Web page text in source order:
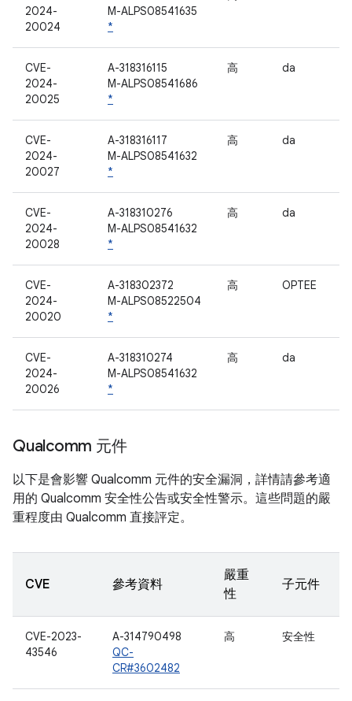
2024-
20024
M-ALPS08541635
*
CVE-
2024-
20025
A-318316115
M-ALPS08541686
*
高 da
CVE-
2024-
20027
A-318316117
M-ALPS08541632
*
高 da
CVE-
2024-
20028
A-318310276
M-ALPS08541632
*
高 da
CVE-
2024-
20020
A-318302372
M-ALPS08522504
*
高 OPTEE
CVE-
2024-
20026
A-318310274
M-ALPS08541632
*
高 da
Qualcomm 元件
以下是會影響 Qualcomm 元件的安全漏洞，詳情請參考適
用的 Qualcomm 安全性公告或安全性警示。這些問題的嚴
重程度由 Qualcomm 直接評定。
CVE 參考資料
嚴重
性
子元件
CVE-2023-
43546
A-314790498
QC-
CR#3602482
高 安全性